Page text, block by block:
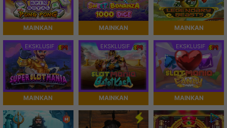
MAINKAN MAINKAN MAINKAN
EKSKLUSIF
MAINKAN
EKSKLUSIF
MAINKAN
EKSKLUSIF
MAINKAN